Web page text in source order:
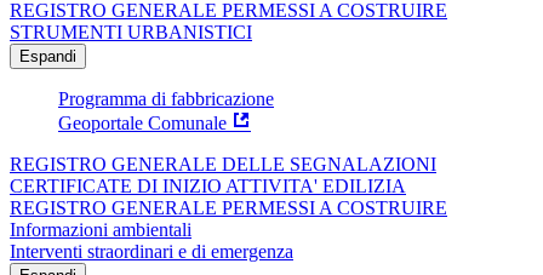
REGISTRO GENERALE PERMESSI A COSTRUIRE
STRUMENTI URBANISTICI
Espandi
Programma di fabbricazione
Geoportale Comunale
REGISTRO GENERALE DELLE SEGNALAZIONI
CERTIFICATE DI INIZIO ATTIVITA' EDILIZIA
REGISTRO GENERALE PERMESSI A COSTRUIRE
Informazioni ambientali
Interventi straordinari e di emergenza